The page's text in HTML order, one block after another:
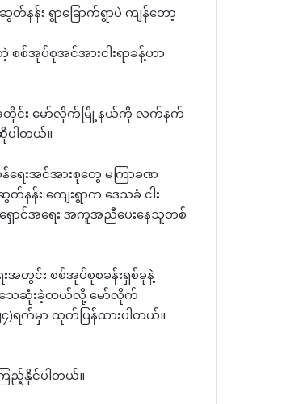
နန်း ရွာခြောက်ရွာပဲ ကျန်တော့
စ်အုပ်စုအင်အားငါးရာခန့်ဟာ
တိုင်း မော်လိုက်မြို့နယ်ကို လက်နက်
ါတယ်။
ရေးအင်အားစုတွေ မကြာခဏ
နန်း ကျေးရွာက ဒေသခံ ငါး
ောင်အရေး အကူအညီပေးနေသူတစ်
တွင်း စစ်အုပ်စုစခန်းရှစ်ခုနဲ့
ာ် သေဆုံးခဲ့တယ်လို့ မော်လိုက်
)ရက်မှာ ထုတ်ပြန်ထားပါတယ်။
ည့်နိုင်ပါတယ်။